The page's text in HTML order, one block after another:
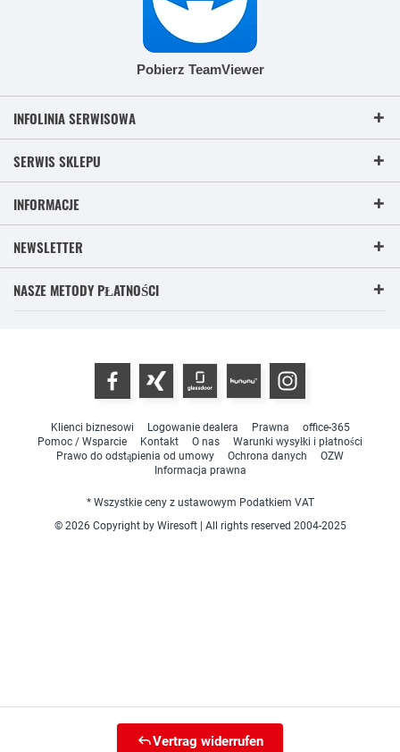
Pobierz TeamViewer
INFOLINIA SERWISOWA
SERWIS SKLEPU
INFORMACJE
NEWSLETTER
NASZE METODY PŁATNOŚCI
Klienci biznesowi Logowanie dealera Prawna
office-365
Pomoc / Wsparcie
Kontakt O nas
Warunki wysyłki i płatności
Prawo do odstąpienia od umowy
Ochrona danych
OZW
Informacja prawna
* Wszystkie ceny z ustawowym Podatkiem VAT
© 2026 Copyright by Wiresoft | All rights reserved 2004-2025
Vertrag widerrufen